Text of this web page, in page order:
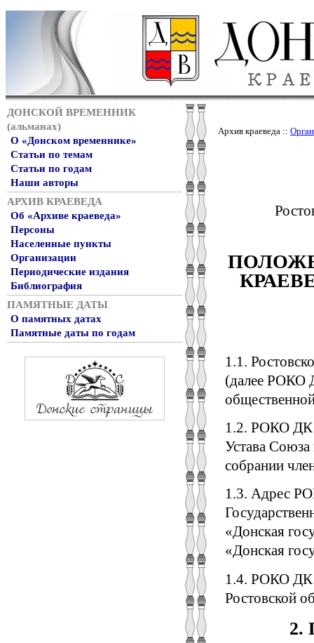
ДОНСКОЙ ВРЕМЕННИК
(альманах)
О «Донском временнике»
Статьи по темам
Статьи по годам
Наши авторы
АРХИВ КРАЕВЕДА
Об «Архиве краеведа»
Персоны
Населенные пункты
Организации
Периодические издания
Библиография
ПАМЯТНЫЕ ДАТЫ
О памятных датах
Памятные даты по годам
Архив краеведа ::
1.1.
(далее РОКО
1.2. РОКО ДК
Устава
собрании
1.3. Адрес
«Донская
«Донская
1.4. РОКО ДК
Ростовской
2.